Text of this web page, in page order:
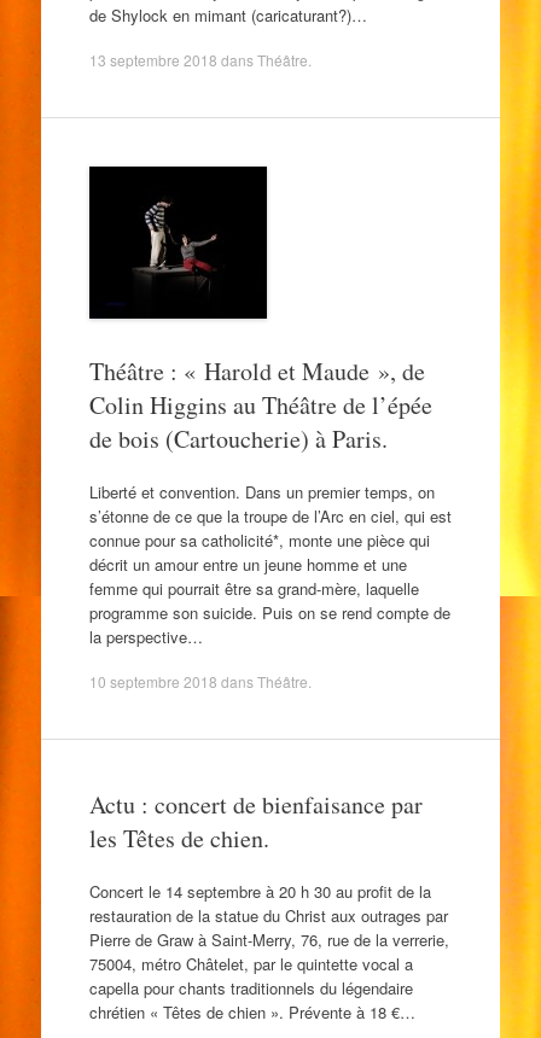
de Shylock en mimant (caricaturant?)…
13 septembre 2018 dansThéâtre
Théâtre : « Harold et Maude », de
Colin Higgins au Théâtre de l’épée
de bois (Cartoucherie) à Paris.
Liberté et convention. Dans un premier temps, on
s’étonne de ce que la troupe de l’Arc en ciel, qui est
connue pour sa catholicité*, monte une pièce qui
décrit un amour entre un jeune homme et une
femme qui pourrait être sa grand-mère, laquelle
programme son suicide. Puis on se rend compte de
la perspective…
10 septembre 2018 dansThéâtre
Actu : concert de bienfaisance par
les Têtes de chien.
Concert le 14 septembre à 20 h 30 au profit de la
restauration de la statue du Christ aux outrages par
Pierre de Graw à Saint-Merry, 76, rue de la verrerie,
75004, métro Châtelet, par le quintette vocal a
capella pour chants traditionnels du légendaire
chrétien « Têtes de chien ». Prévente à 18 €…